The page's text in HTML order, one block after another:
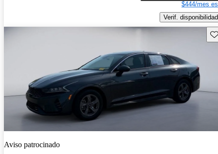
$444/mes
Verif. disponibilidad
Aviso patrocinado